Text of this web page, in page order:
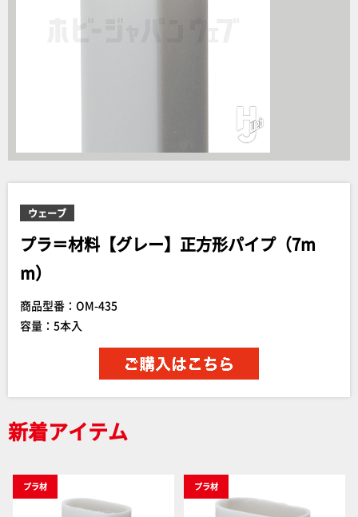
ウェーブ
プラ＝材料【グレー】正方形パイプ（7m
m）
商品型番：OM-435
容量：5本入
新着アイテム
プラ材 プラ材